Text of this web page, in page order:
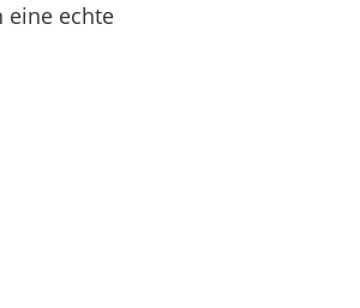
eine echte